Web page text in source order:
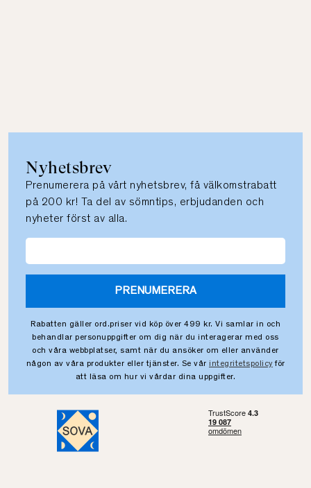
Nyhetsbrev
Prenumerera på vårt nyhetsbrev, få välkomstrabatt
på 200 kr! Ta del av sömntips, erbjudanden och
nyheter först av alla.
PRENUMERERA
Rabatten gäller ord.priser vid köp över 499 kr. Vi samlar in och
behandlar personuppgifter om dig när du interagerar med oss
och våra webbplatser, samt när du ansöker om eller använder
någon av våra produkter eller tjänster. Se vår integritetspolicy för
att läsa om hur vi vårdar dina uppgifter.